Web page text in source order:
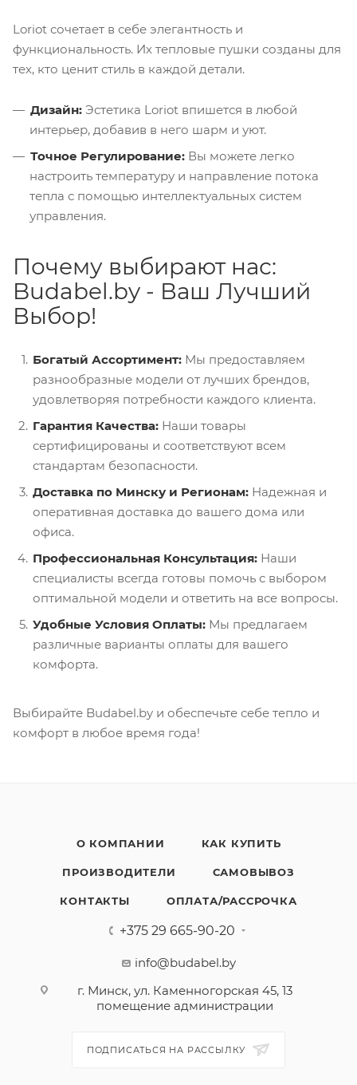
Loriot сочетает в себе элегантность и
функциональность. Их тепловые пушки созданы для
тех, кто ценит стиль в каждой детали.
Дизайн: Эстетика Loriot впишется в любой
интерьер, добавив в него шарм и уют.
Точное Регулирование: Вы можете легко
настроить температуру и направление потока
тепла с помощью интеллектуальных систем
управления.
Почему выбирают нас:
Budabel.by - Ваш Лучший
Выбор!
Богатый Ассортимент: Мы предоставляем
разнообразные модели от лучших брендов,
удовлетворяя потребности каждого клиента.
Гарантия Качества: Наши товары
сертифицированы и соответствуют всем
стандартам безопасности.
Доставка по Минску и Регионам: Надежная и
оперативная доставка до вашего дома или
офиса.
Профессиональная Консультация: Наши
специалисты всегда готовы помочь с выбором
оптимальной модели и ответить на все вопросы.
Удобные Условия Оплаты: Мы предлагаем
различные варианты оплаты для вашего
комфорта.
Выбирайте Budabel.by и обеспечьте себе тепло и
комфорт в любое время года!
О КОМПАНИИ КАК КУПИТЬ
ПРОИЗВОДИТЕЛИ САМОВЫВОЗ
КОНТАКТЫ ОПЛАТА/РАССРОЧКА
+375 29 665-90-20
info@budabel.by
г. Минск, ул. Каменногорская 45, 13
помещение администрации
ПОДПИСАТЬСЯ НА РАССЫЛКУ